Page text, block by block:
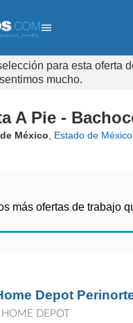
para esta oferta
mucho.
A Pie -
México Estado de México
más ofertas de trabajo
Depot
DEPOT